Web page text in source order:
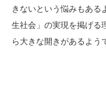
きないという悩みもある
生社会」の実現を掲げる
ら大きな開きがあるよう